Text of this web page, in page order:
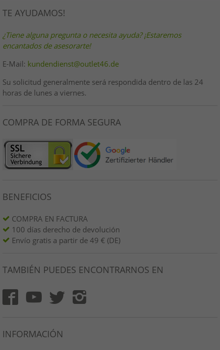
TE AYUDAMOS!
¿Tiene alguna pregunta o necesita ayuda? ¡Estaremos
encantados de asesorarte!
E-Mail: kundendienst@outlet46.de
Su solicitud generalmente será respondida dentro de las 24
horas de lunes a viernes.
COMPRA DE FORMA SEGURA
BENEFICIOS
COMPRA EN FACTURA
100 días derecho de devolución
Envío gratis a partir de 49 € (DE)
TAMBIÉN PUEDES ENCONTRARNOS EN
INFORMACIÓN